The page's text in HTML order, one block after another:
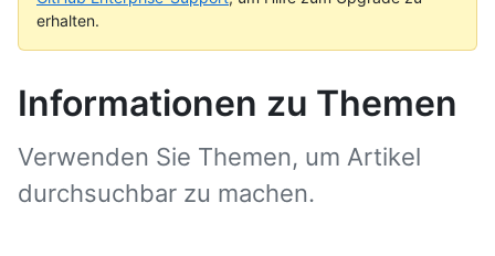
erhalten.
Informationen zu Themen
Verwenden Sie Themen, um Artikel
durchsuchbar zu machen.